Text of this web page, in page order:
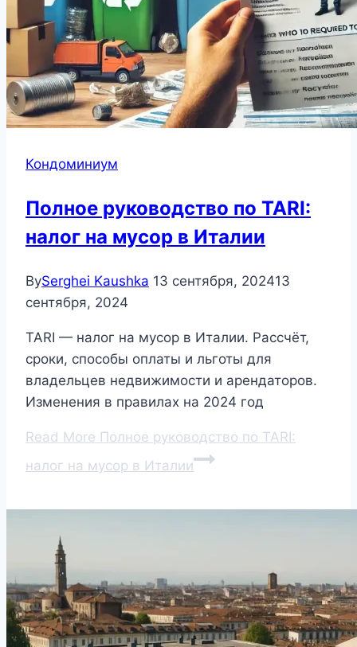
Кондоминиум
Полное руководство по TARI:
налог на мусор в Италии
BySerghei Kaushka 13 сентября, 202413
сентября, 2024
TARI — налог на мусор в Италии. Рассчёт,
сроки, способы оплаты и льготы для
владельцев недвижимости и арендаторов.
Изменения в правилах на 2024 год
Read More Полное руководство по TARI:
налог на мусор в Италии